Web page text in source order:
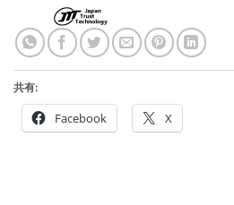
共有:
Facebook X